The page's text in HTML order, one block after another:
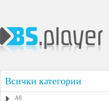
Всички категории
All